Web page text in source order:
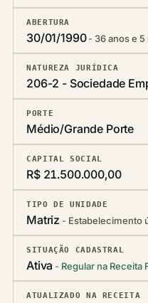
ABERTURA
30/01/1990 36 anos e
NATUREZA JURÍDICA
206-2 - Sociedade
PORTE
Médio/Grande Porte
CAPITAL SOCIAL
R$ 21.500.000,00
TIPO DE UNIDADE
Matriz Estabelecimento
SITUAÇÃO CADASTRAL
Ativa Regular na Receita
ATUALIZADO NA RECEITA